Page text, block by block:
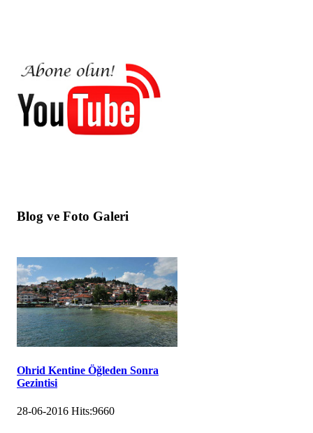
Blog ve Foto Galeri
Ohrid Kentine Öğleden Sonra
Gezintisi
28-06-2016 Hits:9660